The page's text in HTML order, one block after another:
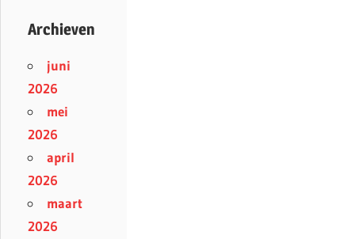
Archieven
juni
2026
mei
2026
april
2026
maart
2026